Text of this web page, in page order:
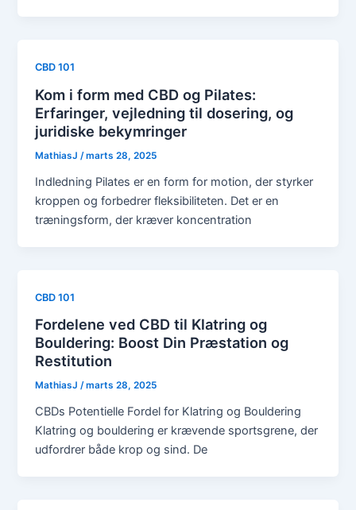
CBD 101
Kom i form med CBD og Pilates:
Erfaringer, vejledning til dosering, og
juridiske bekymringer
MathiasJ/marts 28, 2025
Indledning Pilates er en form for motion, der styrker
kroppen og forbedrer fleksibiliteten. Det er en
træningsform, der kræver koncentration
CBD 101
Fordelene ved CBD til Klatring og
Bouldering: Boost Din Præstation og
Restitution
MathiasJ/marts 28, 2025
CBDs Potentielle Fordel for Klatring og Bouldering
Klatring og bouldering er krævende sportsgrene, der
udfordrer både krop og sind. De